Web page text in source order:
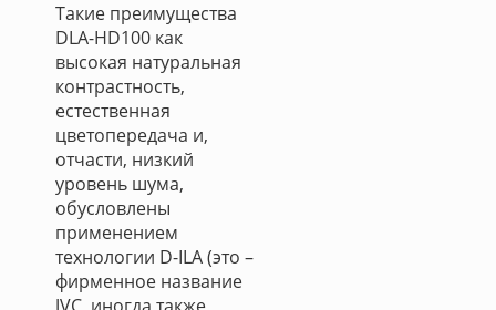
Такие преимущества
DLA-HD100 как
высокая натуральная
контрастность,
естественная
цветопередача и,
отчасти, низкий
уровень шума,
обусловлены
применением
технологии D-ILA (это –
фирменное название